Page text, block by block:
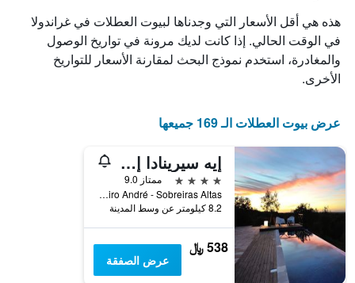
يعرض
أيام
الأسبوع.
يتضمن
المخطط
محور
Y
الذي
يعرض
متوسط
سعر
غرفة
هذه هي أقل الأسعار التي وجدناها لبيوت العطلات في غراندولا
في الوقت الحالي. إذا كانت لديك مرونة في تواريخ الوصول
والمغادرة، استخدم نموذج البحث لمقارنة الأسعار للتواريخ
الأخرى.
عرض بيوت العطلات الـ 169 جميعها
إيه سيرينادا إنوتوريزمو
4 نجوم
ممتاز 9.0
Ric 1265 - Outeiro André - Sobreiras Altas, غراندولا, محافظة سيتوبال, البرتغال
8.2 كيلومتر عن وسط المدينة
538 ﷼
عرض الصفقة